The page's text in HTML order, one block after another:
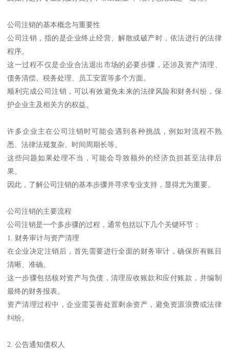
公司注销的基本概念与重要性
公司注销，指的是企业终止经营、解散或破产时，依法进行的法律
程序。
这一过程不仅是企业合法退出市场的必要步骤，还涉及资产清理、
债务清偿、税务处理、员工安置等多个方面。
顺利完成公司注销，可以有效避免未来的法律风险和财务纠纷，保
护企业主及相关方的权益。
许多企业主在公司注销时可能会遇到各种挑战，例如对流程不熟
悉、法律法规复杂、时间周期长等。
这些问题如果处理不当，可能会导致额外的经济负担甚至法律后
果。
因此，了解公司注销的基本步骤并寻求专业支持，显得尤为重要。
公司注销的主要流程
公司注销是一个多步骤的过程，通常包括以下几个关键环节：
1. 财务审计与资产清理
在企业决定注销后，首先需要进行全面的财务审计，确保所有账目
清晰、准确。
这一步骤包括核对资产与负债，清理应收账款和应付账款，并编制
最终的财务报表。
资产清理过程中，企业需妥善处置剩余资产，避免资源浪费或法律
纠纷。
2. 公告通知债权人